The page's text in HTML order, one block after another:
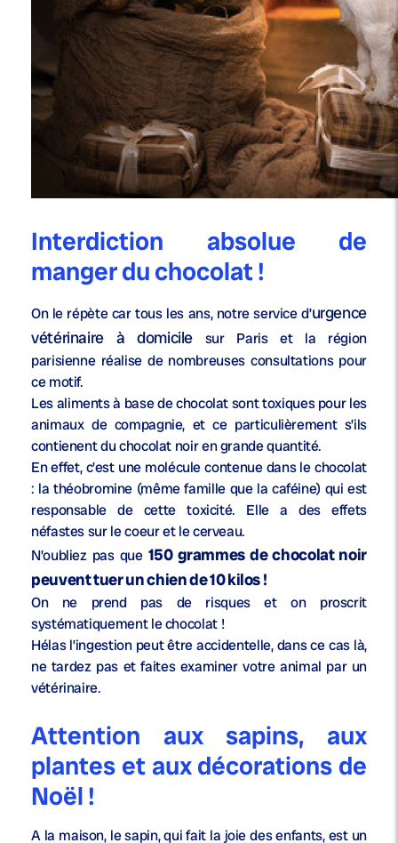
Interdiction absolue de
manger du chocolat !
On le répète car tous les ans, notre service d’urgence
vétérinaire à domicile sur Paris et la région
parisienne réalise de nombreuses consultations pour
ce motif.
Les aliments à base de chocolat sont toxiques pour les
animaux de compagnie, et ce particulièrement s’ils
contienent du chocolat noir en grande quantité.
En effet, c’est une molécule contenue dans le chocolat
: la théobromine (même famille que la caféine) qui est
responsable de cette toxicité. Elle a des effets
néfastes sur le coeur et le cerveau.
N’oubliez pas que 150 grammes de chocolat noir
peuvent tuer un chien de 10 kilos !
On ne prend pas de risques et on proscrit
systématiquement le chocolat !
Hélas l’ingestion peut être accidentelle, dans ce cas là,
ne tardez pas et faites examiner votre animal par un
vétérinaire.
Attention aux sapins, aux
plantes et aux décorations de
Noël !
A la maison, le sapin, qui fait la joie des enfants, est un